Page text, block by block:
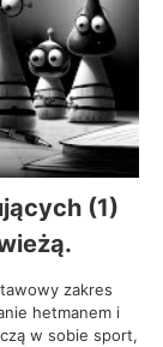
(1)
zakres
hetmanem i
w sobie sport,